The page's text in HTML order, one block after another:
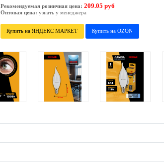
Рекомендуемая розничная цена: 209.05 руб
Оптовая цена: узнать у менеджера
Купить на ЯНДЕКС МАРКЕТ Купить на OZON